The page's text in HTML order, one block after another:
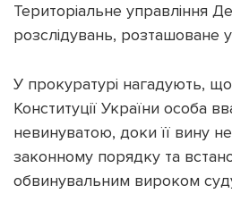
Територіальне управління
розслідувань, розташоване
У прокуратурі нагадують, що
Конституції України особа
невинуватою, доки її вину
законному порядку та
обвинувальним вироком